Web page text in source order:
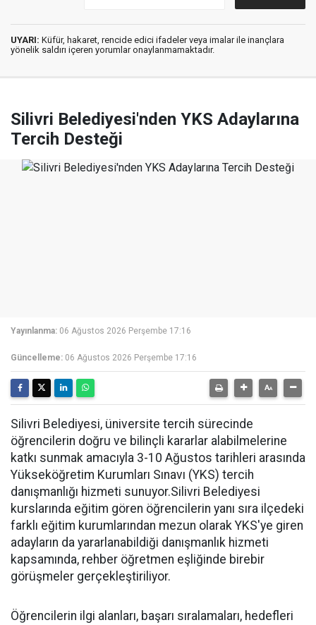
UYARI: Küfür, hakaret, rencide edici ifadeler veya imalar ile inançlara
yönelik saldırı içeren yorumlar onaylanmamaktadır.
Silivri Belediyesi'nden YKS Adaylarına
Tercih Desteği
Yayınlanma: 06 Ağustos 2026 Perşembe 17:16
Güncelleme: 06 Ağustos 2026 Perşembe 17:16
Silivri Belediyesi, üniversite tercih sürecinde
öğrencilerin doğru ve bilinçli kararlar alabilmelerine
katkı sunmak amacıyla 3-10 Ağustos tarihleri arasında
Yükseköğretim Kurumları Sınavı (YKS) tercih
danışmanlığı hizmeti sunuyor.Silivri Belediyesi
kurslarında eğitim gören öğrencilerin yanı sıra ilçedeki
farklı eğitim kurumlarından mezun olarak YKS'ye giren
adayların da yararlanabildiği danışmanlık hizmeti
kapsamında, rehber öğretmen eşliğinde birebir
görüşmeler gerçekleştiriliyor.
Öğrencilerin ilgi alanları, başarı sıralamaları, hedefleri